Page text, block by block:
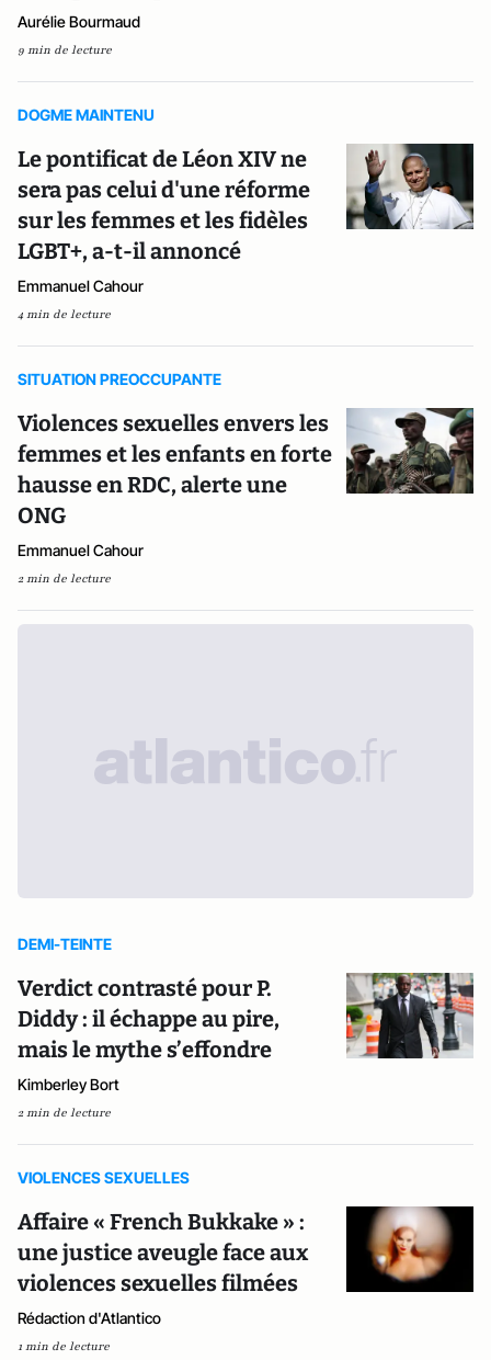
Aurélie Bourmaud
9 min de lecture
DOGME MAINTENU
Le pontificat de Léon XIV ne
sera pas celui d'une réforme
sur les femmes et les fidèles
LGBT+, a-t-il annoncé
Emmanuel Cahour
4 min de lecture
SITUATION PREOCCUPANTE
Violences sexuelles envers les
femmes et les enfants en forte
hausse en RDC, alerte une
ONG
Emmanuel Cahour
2 min de lecture
DEMI-TEINTE
Verdict contrasté pour P.
Diddy : il échappe au pire,
mais le mythe s’effondre
Kimberley Bort
2 min de lecture
VIOLENCES SEXUELLES
Affaire « French Bukkake » :
une justice aveugle face aux
violences sexuelles filmées
Rédaction d'Atlantico
1 min de lecture